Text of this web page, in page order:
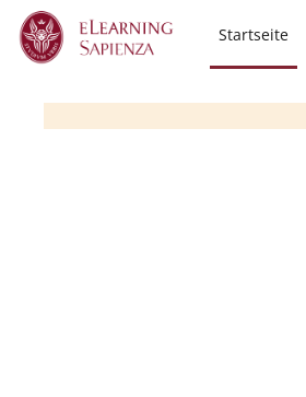
Zum Hauptinhalt
Startseite